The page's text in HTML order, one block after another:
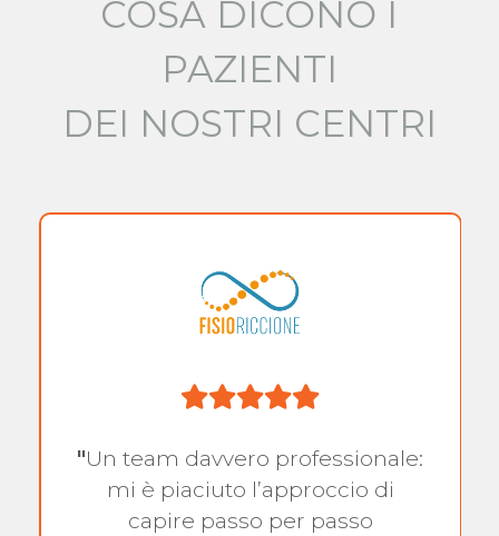
COSA DICONO I
PAZIENTI
DEI NOSTRI CENTRI
"Un team davvero professionale:
mi è piaciuto l’approccio di
capire passo per passo